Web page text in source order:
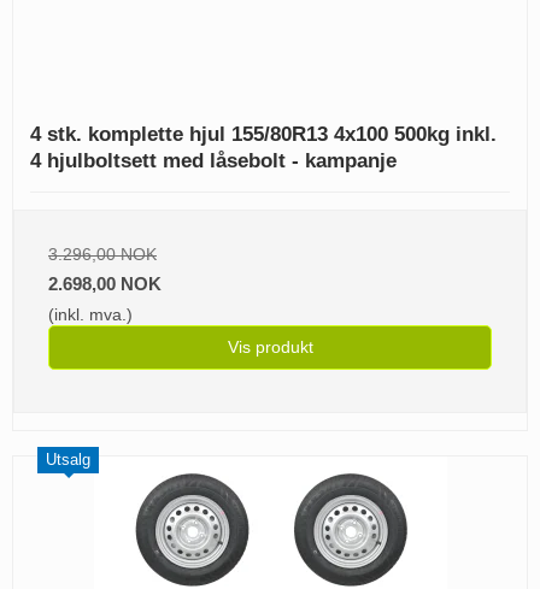
4 stk. komplette hjul 155/80R13 4x100 500kg inkl.
4 hjulboltsett med låsebolt - kampanje
3.296,00 NOK
2.698,00 NOK
(inkl. mva.)
Vis produkt
Utsalg